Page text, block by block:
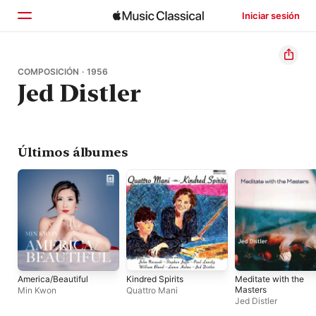
Iniciar sesión
Inicio
Explorar
COMPOSICIÓN · 1956
Jed Distler
Últimos álbumes
America/Beautiful
Min Kwon
Kindred Spirits
Quattro Mani
Meditate with the
Masters
Jed Distler